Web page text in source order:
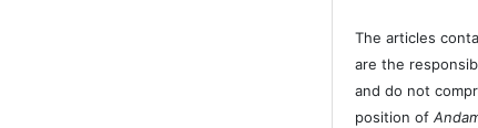
The articles
are the
and do not
position of